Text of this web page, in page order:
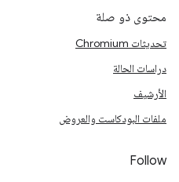
محتوى ذو صلة
تحديثات Chromium
دراسات الحالة
الأرشيف
ملفات البودكاست والعروض
Follow